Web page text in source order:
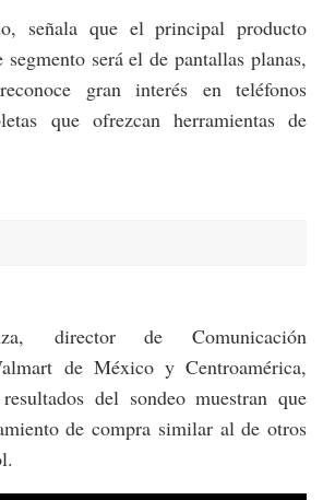
señala que el principal producto
segmento será el de pantallas planas,
gran interés en teléfonos
que ofrezcan herramientas de
director de Comunicación
de México y Centroamérica,
del sondeo muestran que
de compra similar al de otros